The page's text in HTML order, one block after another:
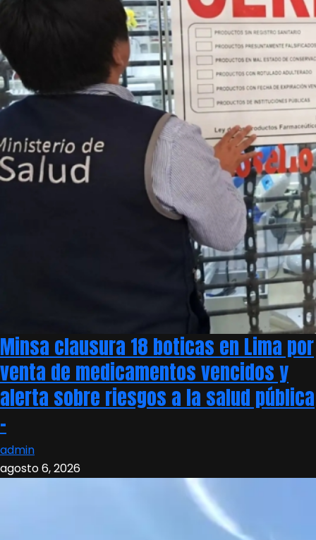
Minsa clausura 18 boticas en Lima por
venta de medicamentos vencidos y
alerta sobre riesgos a la salud pública
–
admin
agosto 6, 2026